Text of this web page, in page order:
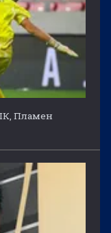
Пламен